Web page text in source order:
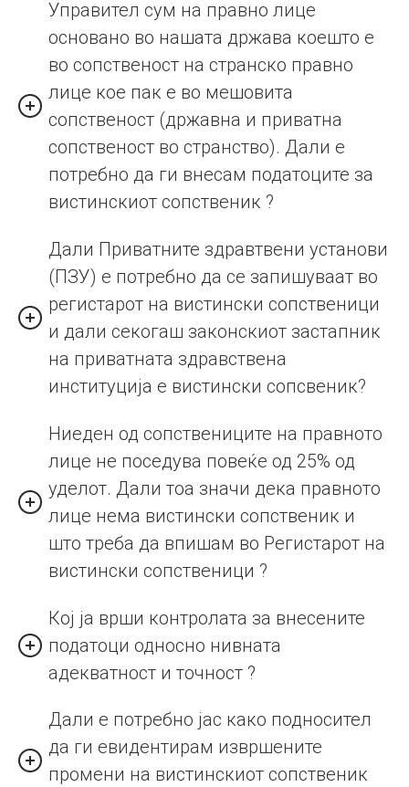
Управител сум на правно лице
основано во нашата држава коешто е
во сопственост на странско правно
лице кое пак е во мешовита
сопственост (државна и приватна
сопственост во странство). Дали е
потребно да ги внесам податоците за
вистинскиот сопственик ?
Дали Приватните здравтвени установи
(ПЗУ) е потребно да се запишуваат во
регистарот на вистински сопственици
и дали секогаш законскиот застапник
на приватната здравствена
институција е вистински сопсвеник?
Ниеден од сопствениците на правното
лице не поседува повеќе од 25% од
уделот. Дали тоа значи дека правното
лице нема вистински сопственик и
што треба да впишам во Регистарот на
вистински сопственици ?
Кој ја врши контролата за внесените
податоци односно нивната
адекватност и точност ?
Дали е потребно јас како подносител
да ги евидентирам извршените
промени на вистинскиот сопственик